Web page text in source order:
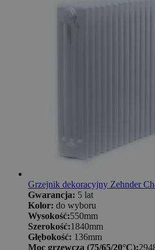
Grzejnik dekoracyjny Zehnder
Gwarancja: 5 lat
Kolor: do wyboru
Wysokość:550mm
Szerokość:1840mm
Głębokość: 136mm
Moc grzewcza (75/65/20°C):